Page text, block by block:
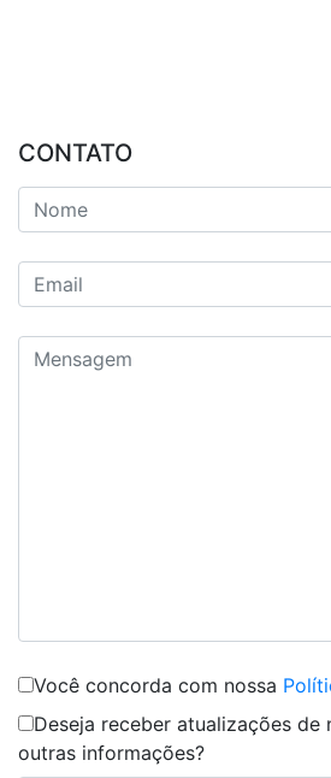
CONTATO
Você concorda com nossa
Deseja receber atualizações de
outras informações?